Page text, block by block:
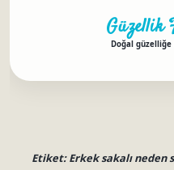
Güzellik
Doğal
Etiket:Erkek sakalı neden